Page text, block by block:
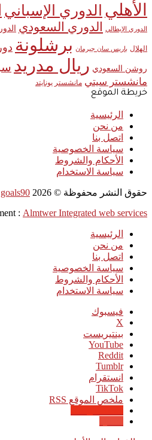
الأهلي الدوري الإسباني
الدوري الإيطالي الدوري السعودي
الهلال باريس سان جيرمان برشلونة
روشن السعودي ريال مدريد
مانشستر سيتي مانشستر يونايتد
خريطة الموقع
الرئيسية
من نحن
اتصل بنا
سياسة الخصوصية
الأحكام والشروط
سياسة الاستخدام
حقوق النشر محفوظة © goals90 2026
: Almtwer Integrated web services
الرئيسية
من نحن
اتصل بنا
سياسة الخصوصية
الأحكام والشروط
سياسة الاستخدام
فيسبوك
‫X
بينتيريست
‫YouTube
انستقرام
‫TikTok
ملخص الموقع RSS